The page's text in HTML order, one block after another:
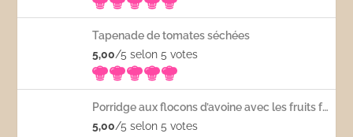
Tapenade de tomates séchées
5,00/5 selon 5votes
Porridge aux flocons d’avoine avec les fruits frais
5,00/5 selon 5votes